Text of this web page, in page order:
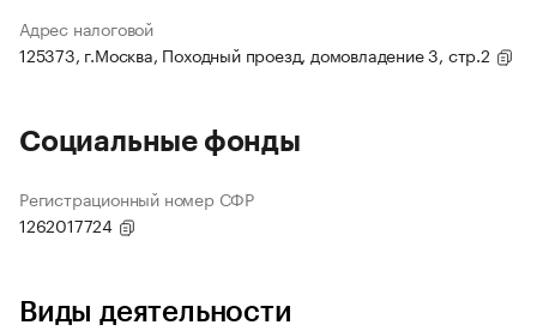
Адрес налоговой
125373, г.Москва, Походный проезд, домовладение 3, стр.2
Социальные фонды
Регистрационный номер СФР
1262017724
Виды деятельности